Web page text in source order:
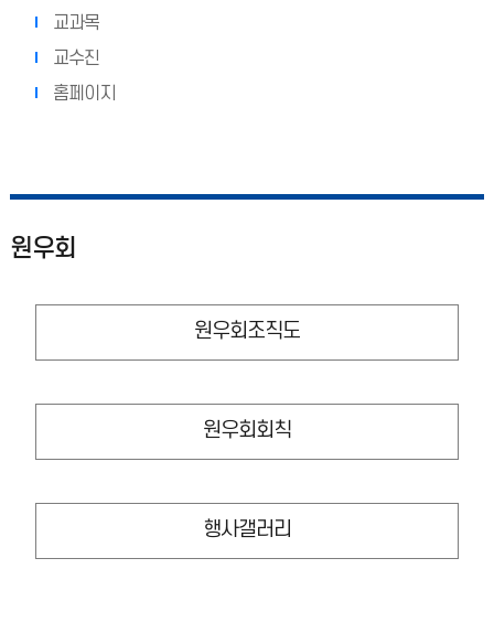
교과목
교수진
홈페이지
원우회
원우회조직도
원우회회칙
행사갤러리